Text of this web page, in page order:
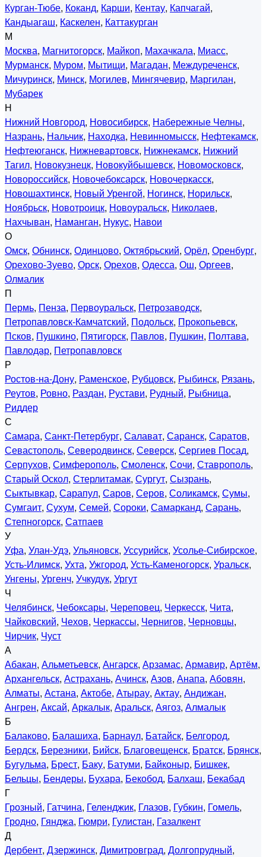
Курган-Тюбе, Коканд, Карши, Кентау, Капчагай,
Кандыагаш, Каскелен, Каттакурган
М
Москва, Магнитогорск, Майкоп, Махачкала, Миасс,
Мурманск, Муром, Мытищи, Магадан, Междуреченск,
Мичуринск, Минск, Могилев, Мингячевир, Маргилан,
Мубарек
Н
Нижний Новгород, Новосибирск, Набережные Челны,
Назрань, Нальчик, Находка, Невинномысск, Нефтекамск,
Нефтеюганск, Нижневартовск, Нижнекамск, Нижний
Тагил, Новокузнецк, Новокуйбышевск, Новомосковск,
Новороссийск, Новочебоксарск, Новочеркасск,
Новошахтинск, Новый Уренгой, Ногинск, Норильск,
Ноябрьск, Новотроицк, Новоуральск, Николаев,
Нахчыван, Наманган, Нукус, Навои
О
Омск, Обнинск, Одинцово, Октябрьский, Орёл, Оренбург,
Орехово-Зуево, Орск, Орехов, Одесса, Ош, Оргеев,
Олмалик
П
Пермь, Пенза, Первоуральск, Петрозаводск,
Петропавловск-Камчатский, Подольск, Прокопьевск,
Псков, Пушкино, Пятигорск, Павлов, Пушкин, Полтава,
Павлодар, Петропавловск
Р
Ростов-на-Дону, Раменское, Рубцовск, Рыбинск, Рязань,
Реутов, Ровно, Раздан, Рустави, Рудный, Рыбница,
Риддер
С
Самара, Санкт-Петербург, Салават, Саранск, Саратов,
Севастополь, Северодвинск, Северск, Сергиев Посад,
Серпухов, Симферополь, Смоленск, Сочи, Ставрополь,
Старый Оскол, Стерлитамак, Сургут, Сызрань,
Сыктывкар, Сарапул, Саров, Серов, Соликамск, Сумы,
Сумгаит, Сухум, Семей, Сороки, Самарканд, Сарань,
Степногорск, Сатпаев
У
Уфа, Улан-Удэ, Ульяновск, Уссурийск, Усолье-Сибирское,
Усть-Илимск, Ухта, Ужгород, Усть-Каменогорск, Уральск,
Унгены, Ургенч, Учкудук, Ургут
Ч
Челябинск, Чебоксары, Череповец, Черкесск, Чита,
Чайковский, Чехов, Черкассы, Чернигов, Черновцы,
Чирчик, Чуст
А
Абакан, Альметьевск, Ангарск, Арзамас, Армавир, Артём,
Архангельск, Астрахань, Ачинск, Азов, Анапа, Абовян,
Алматы, Астана, Актобе, Атырау, Актау, Андижан,
Ангрен, Аксай, Аркалык, Аральск, Аягоз, Алмалык
Б
Балаково, Балашиха, Барнаул, Батайск, Белгород,
Бердск, Березники, Бийск, Благовещенск, Братск, Брянск,
Бугульма, Брест, Баку, Батуми, Байконыр, Бишкек,
Бельцы, Бендеры, Бухара, Бекобод, Балхаш, Бекабад
Г
Грозный, Гатчина, Геленджик, Глазов, Губкин, Гомель,
Гродно, Гянджа, Гюмри, Гулистан, Газалкент
Д
Дербент, Дзержинск, Димитровград, Долгопрудный,